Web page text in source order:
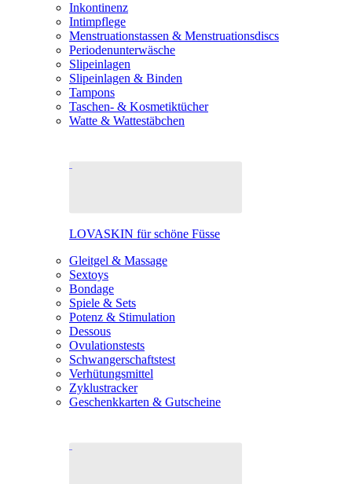
Inkontinenz
Intimpflege
Menstruationstassen & Menstruationsdiscs
Periodenunterwäsche
Slipeinlagen
Slipeinlagen & Binden
Tampons
Taschen- & Kosmetiktücher
Watte & Wattestäbchen
LOVASKIN für schöne Füsse
Gleitgel & Massage
Sextoys
Bondage
Spiele & Sets
Potenz & Stimulation
Dessous
Ovulationstests
Schwangerschaftstest
Verhütungsmittel
Zyklustracker
Geschenkkarten & Gutscheine